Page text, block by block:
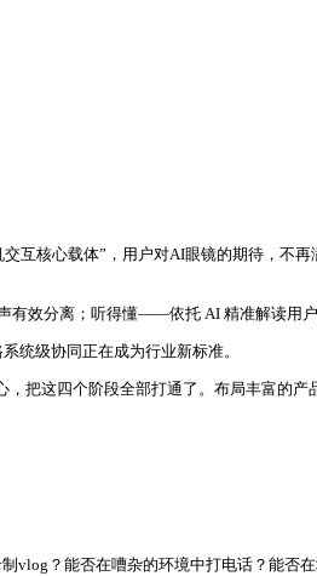
核心载体”，用户对AI眼镜的期待，不
效分离；听得懂——依托 AI 精准解读用户
统级协同正在成为行业新标准。
这四个阶段全部打通了。布局丰富的产
？能否在嘈杂的环境中打电话？能否